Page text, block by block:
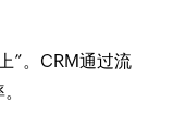
”。CRM通过流